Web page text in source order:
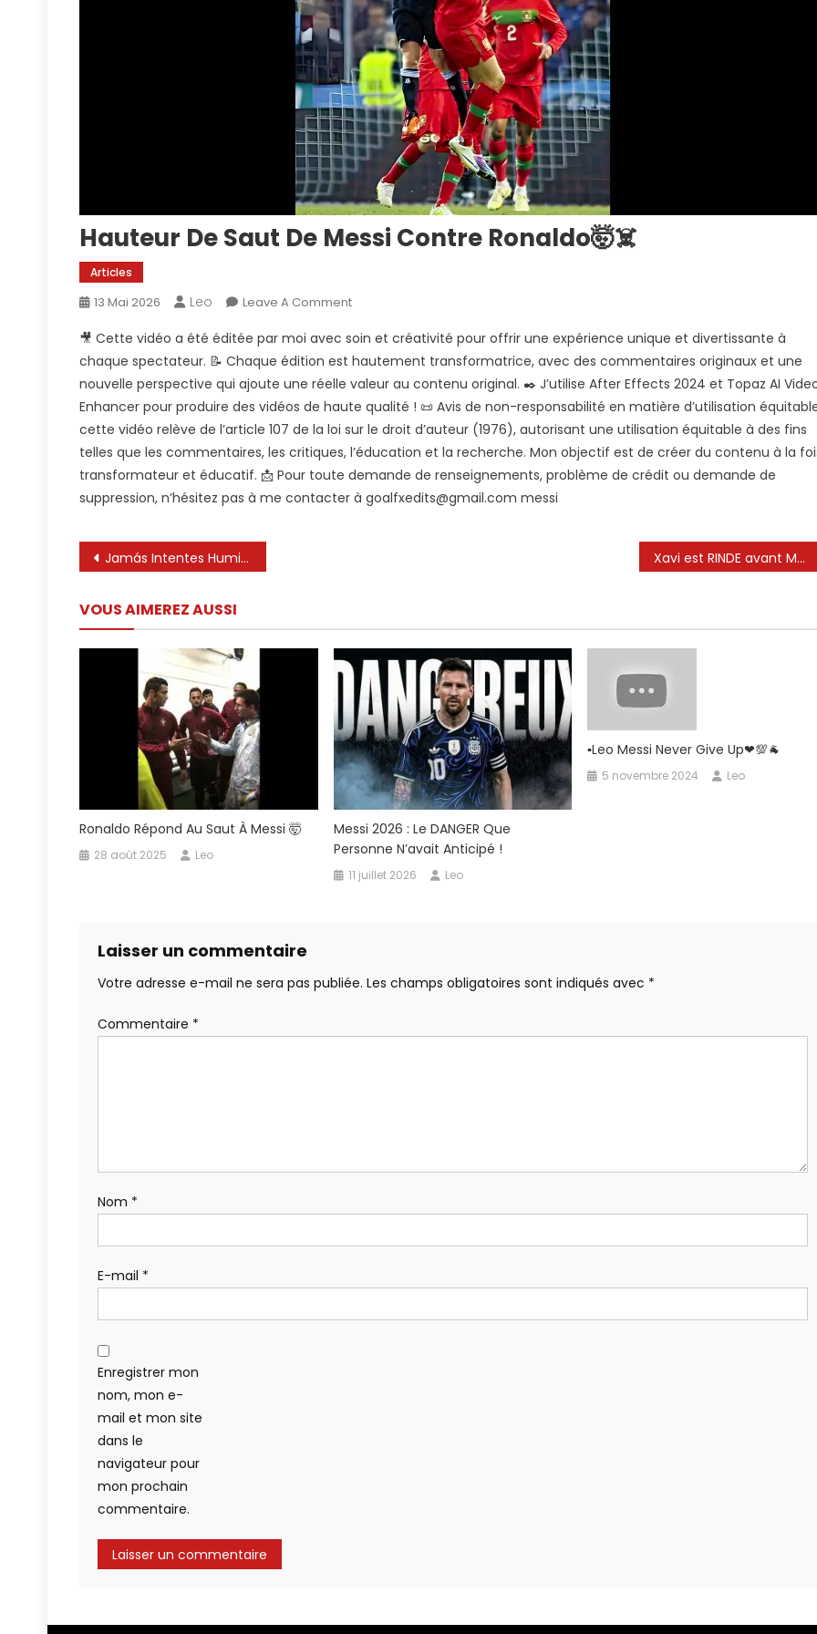
Hauteur De Saut De Messi Contre Ronaldo🤯☠️
Articles
13 Mai 2026 Leo Leave A CommentOn
De
Saut
De
Messi
Contre
Ronaldo
🤯
☠️
🎥 Cette vidéo a été éditée par moi avec soin et créativité pour offrir une expérience unique et divertissante à
chaque spectateur. 📝 Chaque édition est hautement transformatrice, avec des commentaires originaux et une
nouvelle perspective qui ajoute une réelle valeur au contenu original. ✒️ J’utilise After Effects 2024 et Topaz AI
Enhancer pour produire des vidéos de haute qualité ! 📜 Avis de non-responsabilité en matière d’utilisation
cette vidéo relève de l’article 107 de la loi sur le droit d’auteur (1976), autorisant une utilisation équitable à des fins
telles que les commentaires, les critiques, l’éducation et la recherche. Mon objectif est de créer du contenu à la
transformateur et éducatif. 📩 Pour toute demande de renseignements, problème de crédit ou demande de
suppression, n’hésitez pas à me contacter à goalfxedits@gmail.com messi
Navigation
l’article
Jamás Intentes Humillar o Menospreciar a Lionel Messi 🔥 Xavi est RINDE avant MESSI
VOUS AIMEREZ AUSSI
Ronaldo Répond Au Saut À Messi 🤯
28 août 2025 Leo
Messi 2026 : Le DANGER Que
Personne N’avait Anticipé !
11 juillet 2026 Leo
▪︎leo Messi Never Give Up❤💯🐐
5 novembre 2024 Leo
Laisser un commentaire
Votre adresse e-mail ne sera pas publiée. Les champs obligatoires sont indiqués avec *
Commentaire *
Nom *
E-mail *
Enregistrer mon
nom, mon e-
mail et mon site
dans le
navigateur pour
mon prochain
commentaire.